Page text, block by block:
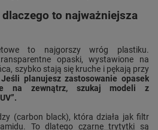
to najważniejsza
to najgorszy wróg plastiku.
opaski, wystawione na
szybko stają się kruche i pękają przy
Jeśli planujesz zastosowanie opasek
na zewnątrz, szukaj modeli z
(carbon black), która działa jak filtr
To dlatego czarne trytytki są